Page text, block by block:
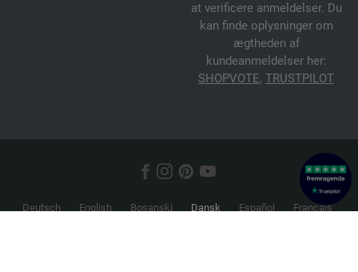
at verificere anmeldelser. Du
kan finde oplysninger om
ægtheden af
kundeanmeldelser her:
SHOPVOTE, TRUSTPILOT
Deutsch English Bosanski Dansk Español
Français